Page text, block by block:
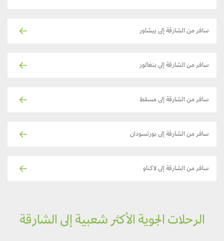
سافر من الشارقة إلى بيشاور
سافر من الشارقة إلى بنغالور
سافر من الشارقة إلى مسقط
سافر من الشارقة إلى بورتسودان
سافر من الشارقة إلى لاكناو
الرحلات الجوية الأكثر شعبية إلى الشارقة